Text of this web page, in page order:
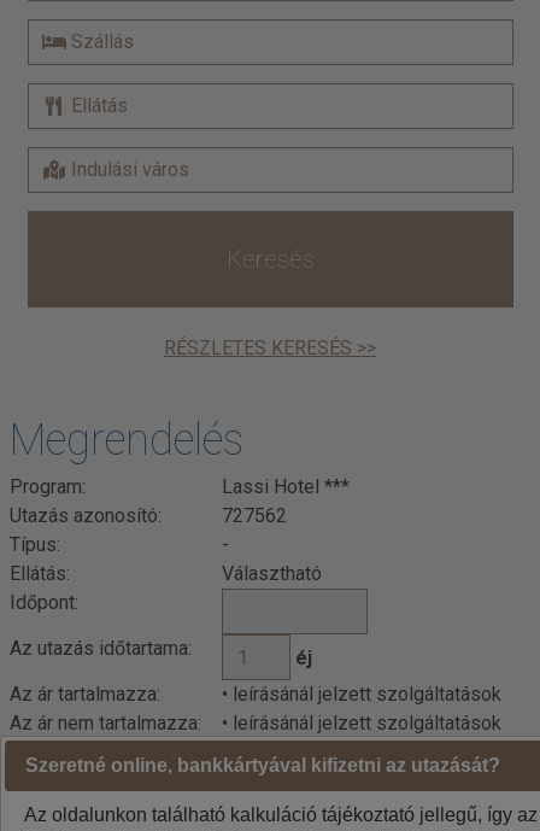
Keresés
RÉSZLETES KERESÉS >>
Megrendelés
Program:
Lassi Hotel ***
Utazás azonosító:
727562
Típus:
-
Ellátás:
Választható
Időpont:
Az utazás időtartama:
éj
Az ár tartalmazza:
• leírásánál jelzett szolgáltatások
Az ár nem tartalmazza:
• leírásánál jelzett szolgáltatások
Szeretné online, bankkártyával kifizetni az utazását?
Az oldalunkon található kalkuláció tájékoztató jellegű, így